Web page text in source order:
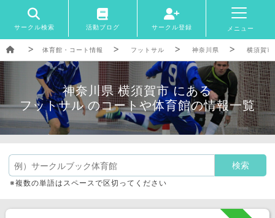
サークル検索 活動ブログ サークル登録 メニュー
体育館・コート情報 フットサル 神奈川県 横須賀市
神奈川県 横須賀市 にある
フットサル のコートや体育館の情報一覧
※複数の単語はスペースで区切ってください